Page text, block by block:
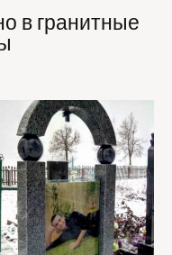
в гранитные